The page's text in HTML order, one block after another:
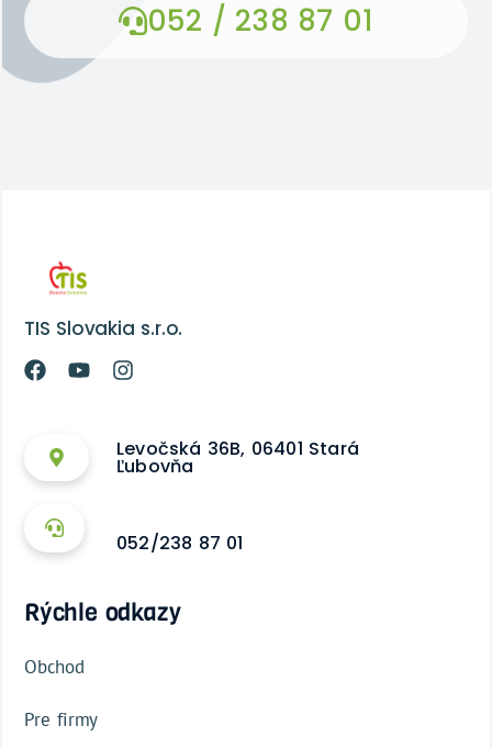
052 / 238 87 01
TIS Slovakia s.r.o.
Levočská 36B, 06401 Stará
Ľubovňa
052/238 87 01
Rýchle odkazy
Obchod
Pre firmy